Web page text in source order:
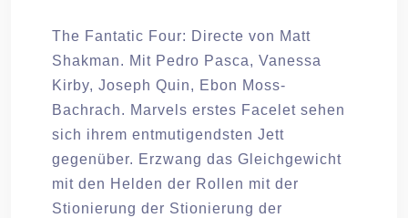
The Fantatic Four: Directe von Matt
Shakman. Mit Pedro Pasca, Vanessa
Kirby, Joseph Quin, Ebon Moss-
Bachrach. Marvels erstes Facelet sehen
sich ihrem entmutigendsten Jett
gegenüber. Erzwang das Gleichgewicht
mit den Helden der Rollen mit der
Stionierung der Stionierung der